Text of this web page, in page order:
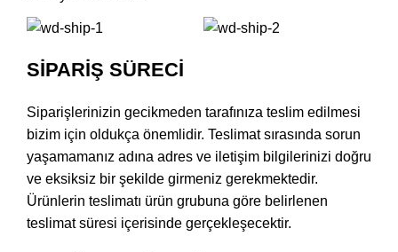
SİPARİŞ SÜRECİ
Siparişlerinizin gecikmeden tarafınıza teslim edilmesi
bizim için oldukça önemlidir. Teslimat sırasında sorun
yaşamamanız adına adres ve iletişim bilgilerinizi doğru
ve eksiksiz bir şekilde girmeniz gerekmektedir.
Ürünlerin teslimatı ürün grubuna göre belirlenen
teslimat süresi içerisinde gerçekleşecektir.